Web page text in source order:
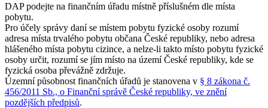
DAP podejte na finančním úřadu místně příslušném dle místa
pobytu.
Pro účely správy daní se místem pobytu fyzické osoby rozumí
adresa místa trvalého pobytu občana České republiky, nebo adresa
hlášeného místa pobytu cizince, a nelze-li takto místo pobytu fyzické
osoby určit, rozumí se jím místo na území České republiky, kde se
fyzická osoba převážně zdržuje.
Územní působnost finančních úřadů je stanovena v § 8 zákona č.
456/2011 Sb., o Finanční správě České republiky, ve znění
pozdějších předpisů.